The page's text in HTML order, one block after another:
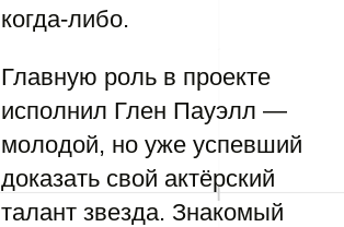
когда-либо.
Главную роль в проекте
исполнил Глен Пауэлл —
молодой, но уже успевший
доказать свой актёрский
талант звезда. Знакомый